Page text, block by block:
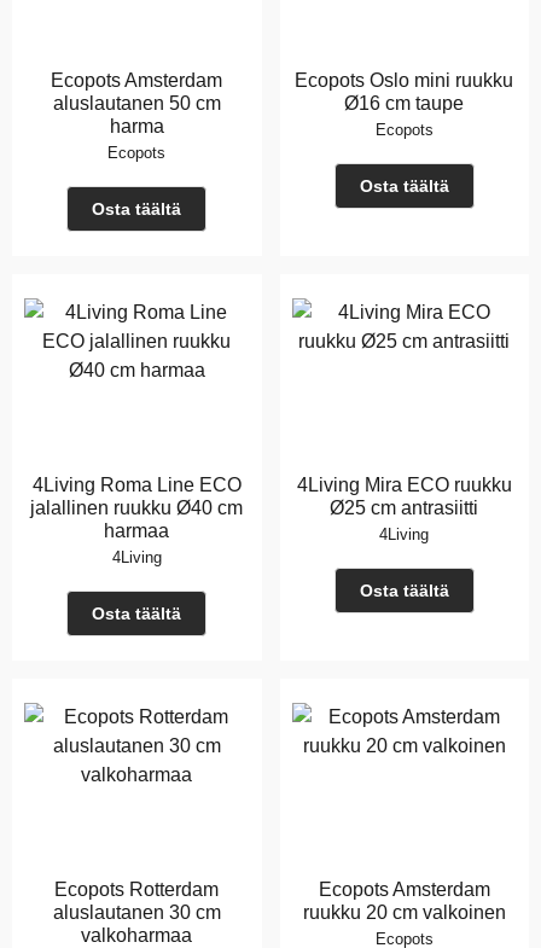
Ecopots Amsterdam
aluslautanen 50 cm
harma
Ecopots
Osta täältä
Ecopots Oslo mini ruukku
Ø16 cm taupe
Ecopots
Osta täältä
4Living Roma Line ECO
jalallinen ruukku Ø40 cm
harmaa
4Living
Osta täältä
4Living Mira ECO ruukku
Ø25 cm antrasiitti
4Living
Osta täältä
Ecopots Rotterdam
aluslautanen 30 cm
valkoharmaa
Ecopots Amsterdam
ruukku 20 cm valkoinen
Ecopots